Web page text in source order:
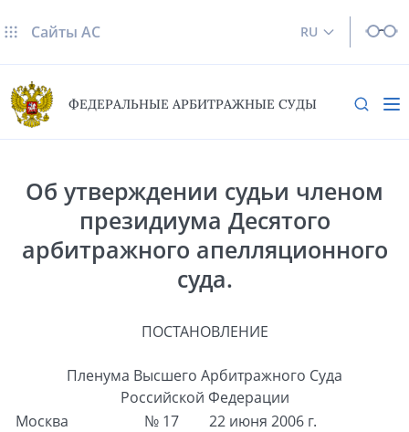
RU
Сайты AC
ФЕДЕРАЛЬНЫЕ АРБИТРАЖНЫЕ СУДЫ
Об утверждении судьи членом
президиума Десятого
арбитражного апелляционного
суда.
ПОСТАНОВЛЕНИЕ
Пленума Высшего Арбитражного Суда
Российской Федерации
Москва
№ 17
22 июня 2006 г.